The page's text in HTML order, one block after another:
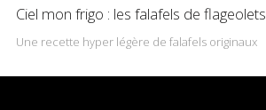
Ciel mon frigo : les falafels de flageolets
Une recette hyper légère de falafels originaux